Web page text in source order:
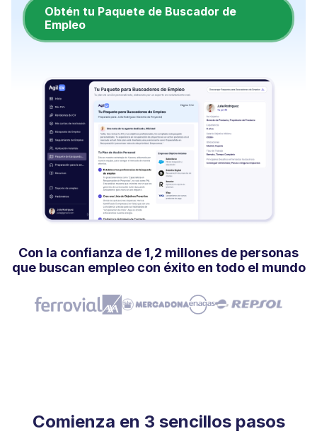
Obtén tu Paquete de Buscador de
Empleo
Con la confianza de 1,2 millones de personas
que buscan empleo con éxito en todo el mundo
Comienza en 3 sencillos pasos